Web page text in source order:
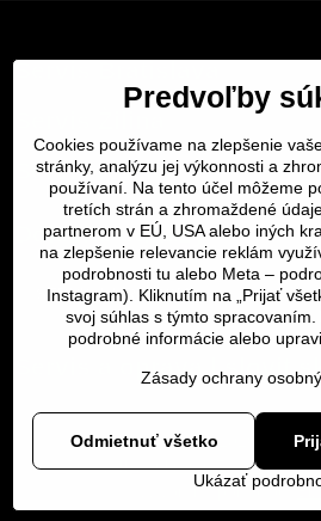
Servis Bratislava
Servis Košice
Dôležité odkazy
SERVIS KURIÉROM
Servis a oprava | slovit.sk
©
Predvoľby súkromiaZásady
Vytvorené pomocou:
Predvoľby
Cookies používame na zlepšenie
stránky, analýzu jej výkonnosti a
používaní. Na tento účel môžeme
tretích strán a zhromaždené
partnerom v EÚ, USA alebo iných
na zlepšenie relevancie reklám
podrobnosti tu alebo Meta –
Instagram). Kliknutím na „Prijať
svoj súhlas s týmto
podrobné informácie alebo
Zásady ochrany
Ukázať
Odmietnuť všetko